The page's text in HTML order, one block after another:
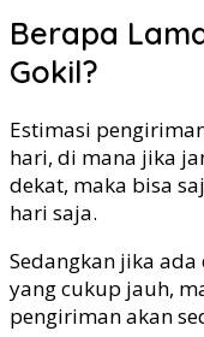
Berapa
Gokil?
Estimasi
hari, di mana jika
dekat, maka bisa
hari saja.
Sedangkan jika
yang cukup jauh,
pengiriman akan